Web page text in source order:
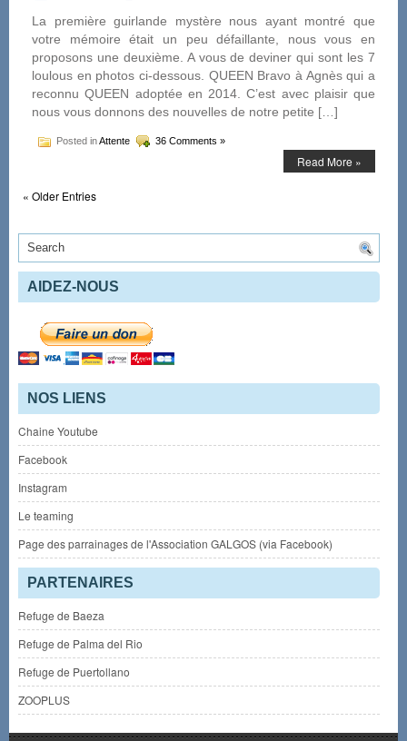
La première guirlande mystère nous ayant montré que
votre mémoire était un peu défaillante, nous vous en
proposons une deuxième. A vous de deviner qui sont les 7
loulous en photos ci-dessous. QUEEN Bravo à Agnès qui a
reconnu QUEEN adoptée en 2014. C’est avec plaisir que
nous vous donnons des nouvelles de notre petite […]
Posted inAttente 36 Comments »
Read More »
« Older Entries
AIDEZ-NOUS
NOS LIENS
Chaine Youtube
Facebook
Instagram
Le teaming
Page des parrainages de l'Association GALGOS (via Facebook)
PARTENAIRES
Refuge de Baeza
Refuge de Palma del Rio
Refuge de Puertollano
ZOOPLUS